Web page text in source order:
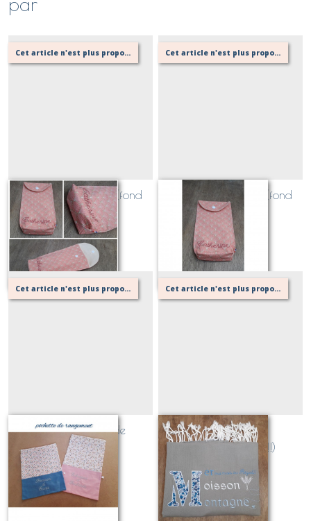
Cet article n'est plus proposé, retournez au menu principal ou contactez moi!
Etui brosse à dents (fond
large)
Sur demande
Cet article n'est plus proposé, retournez au menu principal ou contactez moi!
Etui brosse à dents (fond
large) ZD
Sur demande
Cet article n'est plus proposé, retournez au menu principal ou contactez moi!
Pochette zippée de
rangement
Sur demande
Cet article n'est plus proposé, retournez au menu principal ou contactez moi!
Fouta "Mots"
(personnalisable!!)
Sur demande